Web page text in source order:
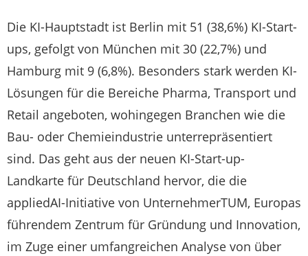
Die KI-Hauptstadt ist Berlin mit 51 (38,6%) KI-Start-
ups, gefolgt von München mit 30 (22,7%) und
Hamburg mit 9 (6,8%). Besonders stark werden KI-
Lösungen für die Bereiche Pharma, Transport und
Retail angeboten, wohingegen Branchen wie die
Bau- oder Chemieindustrie unterrepräsentiert
sind. Das geht aus der neuen KI-Start-up-
Landkarte für Deutschland hervor, die die
appliedAI-Initiative von UnternehmerTUM, Europas
führendem Zentrum für Gründung und Innovation,
im Zuge einer umfangreichen Analyse von über